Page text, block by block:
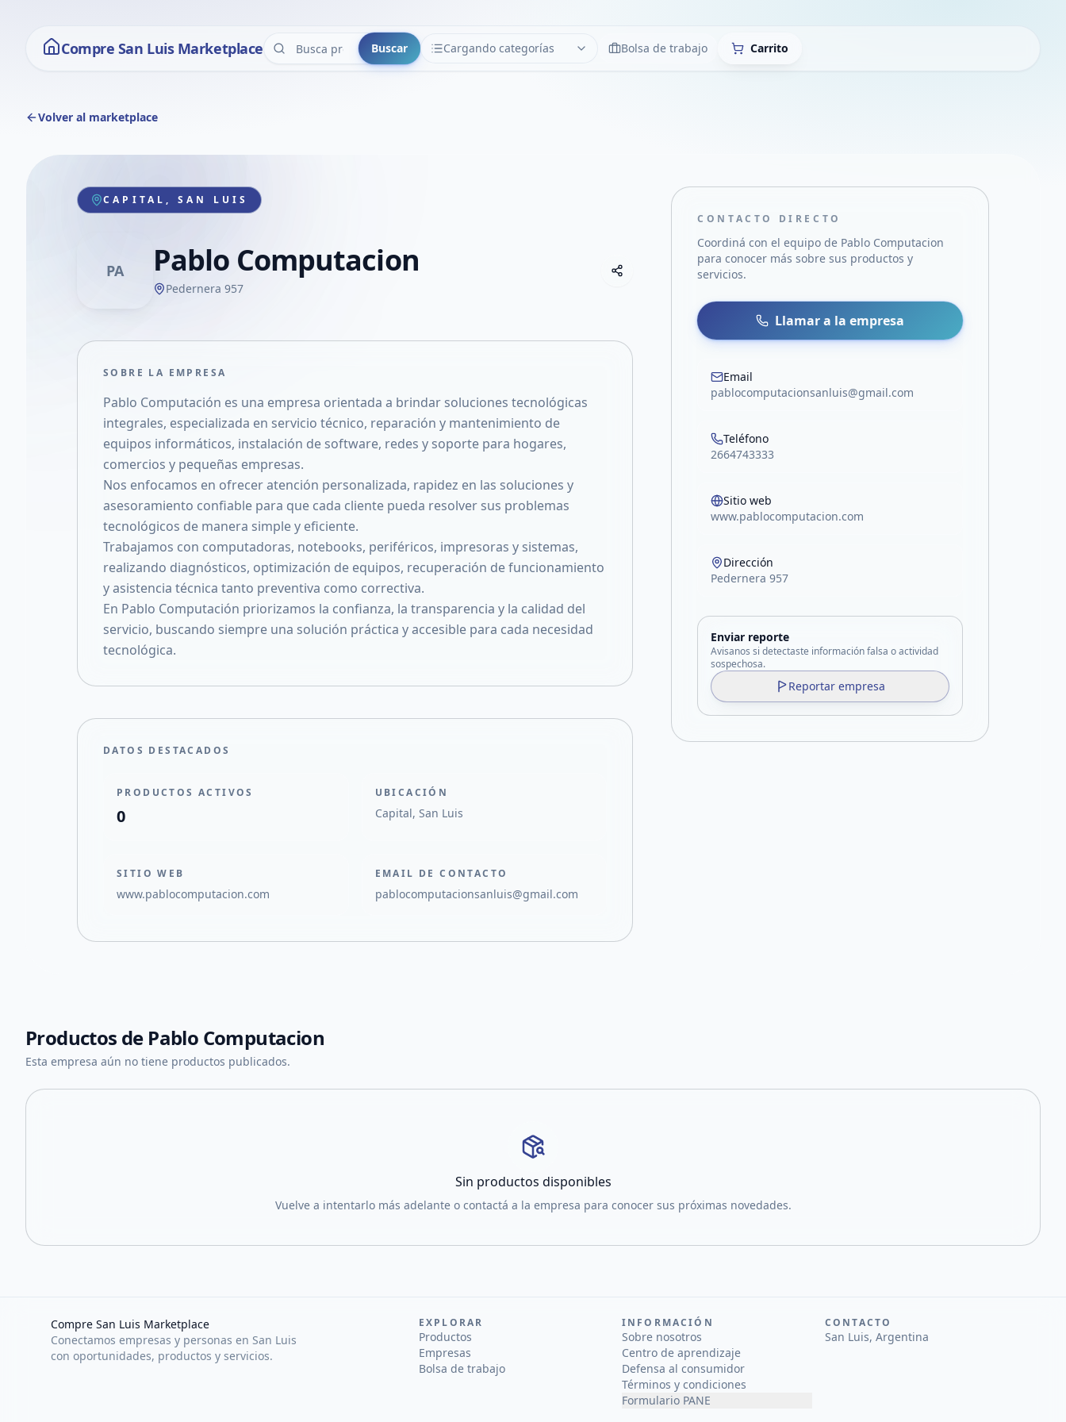
Compre San Luis Marketplace Buscar Cargando categorías
CATEGORÍAS LimpiarBolsa de trabajo Carrito
Volver al marketplace
CAPITAL, SAN LUIS
PA Pablo Computacion
Pedernera 957
Compartir empresa
Compartir por WhatsApp
Compartir por mail
Compartir en Facebook
SOBRE LA EMPRESA
Pablo Computación es una empresa orientada a brindar soluciones tecnológicas
integrales, especializada en servicio técnico, reparación y mantenimiento de
equipos informáticos, instalación de software, redes y soporte para hogares,
comercios y pequeñas empresas.
Nos enfocamos en ofrecer atención personalizada, rapidez en las soluciones y
asesoramiento confiable para que cada cliente pueda resolver sus problemas
tecnológicos de manera simple y eficiente.
Trabajamos con computadoras, notebooks, periféricos, impresoras y sistemas,
realizando diagnósticos, optimización de equipos, recuperación de funcionamiento
y asistencia técnica tanto preventiva como correctiva.
En Pablo Computación priorizamos la confianza, la transparencia y la calidad del
servicio, buscando siempre una solución práctica y accesible para cada necesidad
tecnológica.
DATOS DESTACADOS
PRODUCTOS ACTIVOS
0
UBICACIÓN
Capital, San Luis
SITIO WEB
www.pablocomputacion.com
EMAIL DE CONTACTO
pablocomputacionsanluis@gmail.com
CONTACTO DIRECTO
Coordiná con el equipo de Pablo Computacion
para conocer más sobre sus productos y
servicios.
Llamar a la empresa
Email
pablocomputacionsanluis@gmail.com
Teléfono
2664743333
Sitio web
www.pablocomputacion.com
Dirección
Pedernera 957
Enviar reporte
Avisanos si detectaste información falsa o actividad
sospechosa.
Reportar empresa
Productos de Pablo Computacion
Esta empresa aún no tiene productos publicados.
Sin productos disponibles
Vuelve a intentarlo más adelante o contactá a la empresa para conocer sus próximas novedades.
Compre San Luis Marketplace
Conectamos empresas y personas en San Luis
con oportunidades, productos y servicios.
EXPLORAR
Productos
Empresas
Bolsa de trabajo
INFORMACIÓN
Sobre nosotros
Centro de aprendizaje
Defensa al consumidor
Términos y condiciones
Formulario PANE
CONTACTO
San Luis, Argentina